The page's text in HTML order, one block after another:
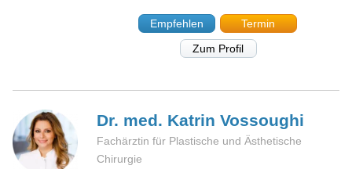
Empfehlen
Termin
Zum Profil
Dr. med. KatrinVossoughi
Fachärztin für Plastische und Ästhetische
Chirurgie